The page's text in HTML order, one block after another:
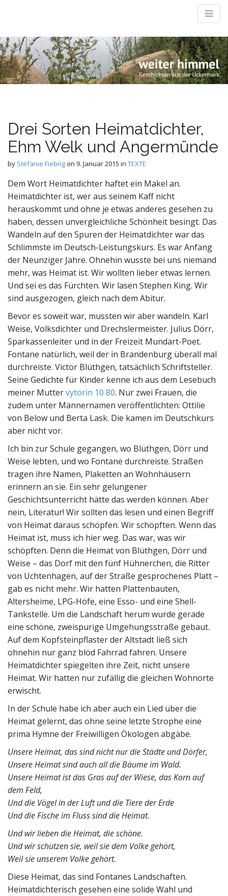
Weiter Himmel
Geschichten aus der Uckermark
Drei Sorten Heimatdichter,
Ehm Welk und Angermünde
by Stefanie Fiebrigon 9. Januar 2015 in TEXTE
Dem Wort Heimatdichter haftet ein Makel an.
Heimatdichter ist, wer aus seinem Kaff nicht
herauskommt und ohne je etwas anderes gesehen zu
haben, dessen unvergleichliche Schönheit besingt. Das
Wandeln auf den Spuren der Heimatdichter war das
Schlimmste im Deutsch-Leistungskurs. Es war Anfang
der Neunziger Jahre. Ohnehin wusste bei uns niemand
mehr, was Heimat ist. Wir wollten lieber etwas lernen.
Und sei es das Fürchten. Wir lasen Stephen King. Wir
sind ausgezogen, gleich nach dem Abitur.
Bevor es soweit war, mussten wir aber wandeln. Karl
Weise, Volksdichter und Drechslermeister. Julius Dörr,
Sparkassenleiter und in der Freizeit Mundart-Poet.
Fontane natürlich, weil der in Brandenburg überall mal
durchreiste. Victor Blüthgen, tatsächlich Schriftsteller.
Seine Gedichte für Kinder kenne ich aus dem Lesebuch
meiner Muttervytorin 10 80. Nur zwei Frauen, die
zudem unter Männernamen veröffentlichten: Ottilie
von Below und Berta Lask. Die kamen im Deutschkurs
aber nicht vor.
Ich bin zur Schule gegangen, wo Blüthgen, Dörr und
Weise lebten, und wo Fontane durchreiste. Straßen
tragen ihre Namen, Plaketten an Wohnhäusern
erinnern an sie. Ein sehr gelungener
Geschichtsunterricht hätte das werden können. Aber
nein, Literatur! Wir sollten das lesen und einen Begriff
von Heimat daraus schöpfen. Wir schöpften. Wenn das
Heimat ist, muss ich hier weg. Das war, was wir
schöpften. Denn die Heimat von Blüthgen, Dörr und
Weise – das Dorf mit den fünf Hühnerchen, die Ritter
von Uchtenhagen, auf der Straße gesprochenes Platt –
gab es nicht mehr. Wir hatten Plattenbauten,
Altersheime, LPG-Höfe, eine Esso- und eine Shell-
Tankstelle. Um die Landschaft herum wurde gerade
eine schöne, zweispurige Umgehungsstraße gebaut.
Auf dem Kopfsteinpflaster der Altstadt ließ sich
ohnehin nur ganz blöd Fahrrad fahren. Unsere
Heimatdichter spiegelten ihre Zeit, nicht unsere
Heimat. Wir hatten nur zufällig die gleichen Wohnorte
erwischt.
In der Schule habe ich aber auch ein Lied über die
Heimat gelernt, das ohne seine letzte Strophe eine
prima Hymne der Freiwilligen Ökologen abgäbe.
Unsere Heimat, das sind nicht nur die Städte und Dörfer,
Unsere Heimat sind auch all die Bäume im Wald.
Unsere Heimat ist das Gras auf der Wiese, das Korn auf
dem Feld,
Und die Vögel in der Luft und die Tiere der Erde
Und die Fische im Fluss sind die Heimat.
Und wir lieben die Heimat, die schöne.
Und wir schützen sie, weil sie dem Volke gehört,
Weil sie unserem Volke gehört.
Diese Heimat, das sind Fontanes Landschaften.
Heimatdichterisch gesehen eine solide Wahl und